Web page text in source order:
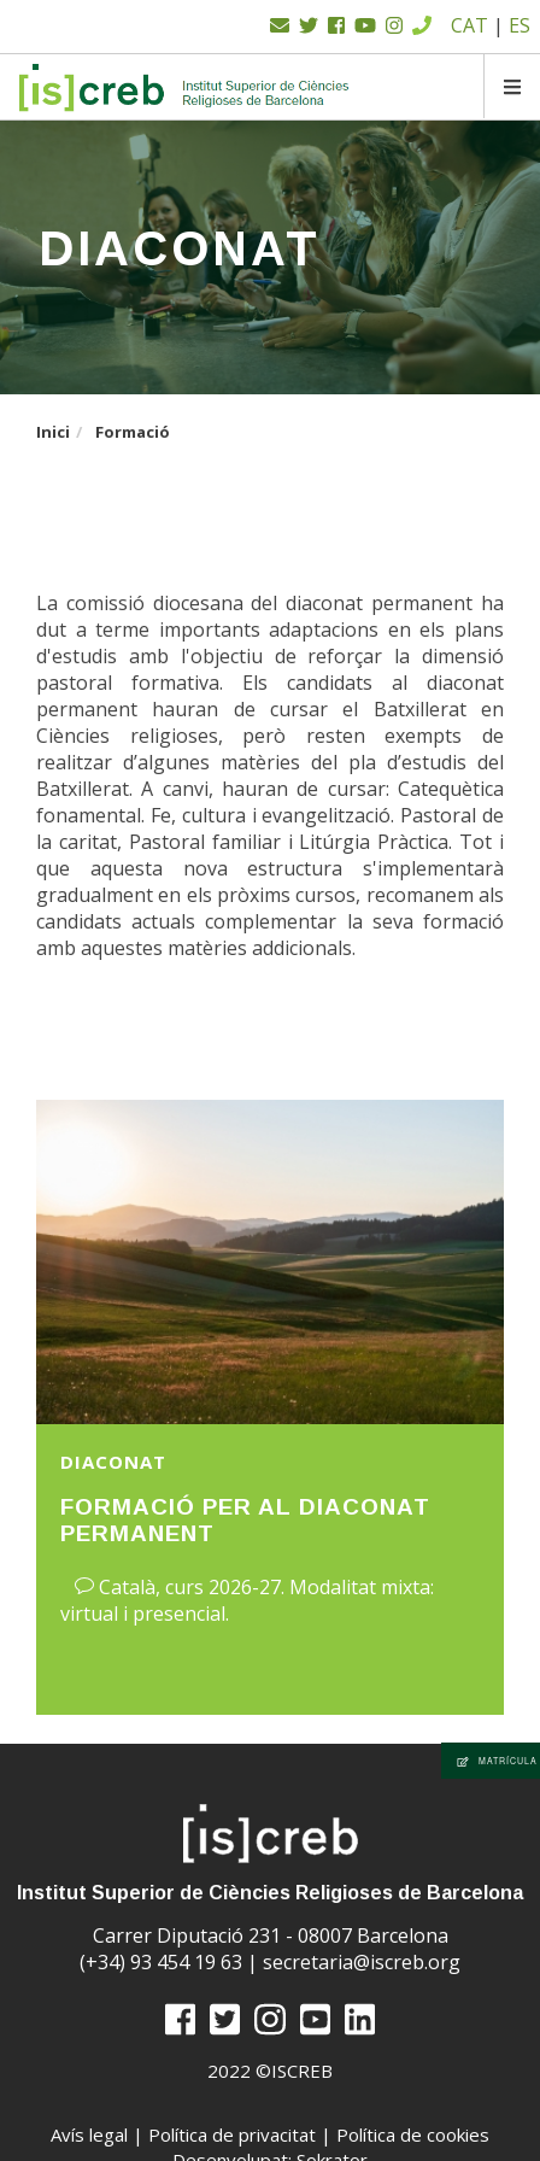
MATRÍCULA
contingut
superior
SK
CAT | ES
DIACONAT
Inici Formació
La comissió diocesana del diaconat permanent ha
dut a terme importants adaptacions en els plans
d'estudis amb l'objectiu de reforçar la dimensió
pastoral formativa. Els candidats al diaconat
permanent hauran de cursar el Batxillerat en
Ciències religioses, però resten exempts de
realitzar d’algunes matèries del pla d’estudis del
Batxillerat. A canvi, hauran de cursar: Catequètica
fonamental. Fe, cultura i evangelització. Pastoral de
la caritat, Pastoral familiar i Litúrgia Pràctica. Tot i
que aquesta nova estructura s'implementarà
gradualment en els pròxims cursos, recomanem als
candidats actuals complementar la seva formació
amb aquestes matèries addicionals.
DIACONAT
FORMACIÓ PER AL DIACONAT
PERMANENT
Català, curs 2026-27. Modalitat mixta:
virtual i presencial.
Institut Superior de Ciències Religioses de Barcelona
Carrer Diputació 231 - 08007 Barcelona
(+34) 93 454 19 63 | secretaria@iscreb.org
2022 ©ISCREB
Avís legal | Política de privacitat | Política de cookies